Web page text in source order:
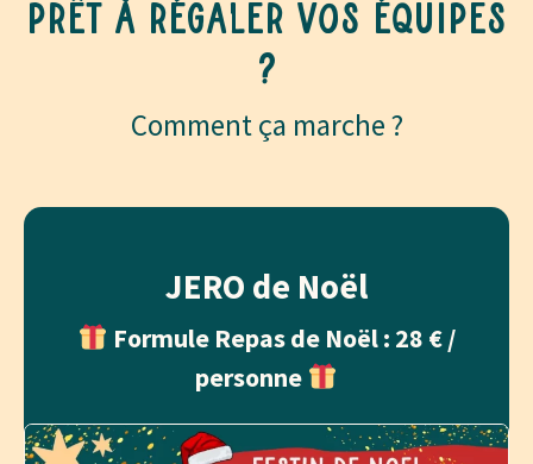
Prêt à régaler vos équipes
?
Comment ça marche ?
JERO de Noël
Formule Repas de Noël : 28 € /
personne